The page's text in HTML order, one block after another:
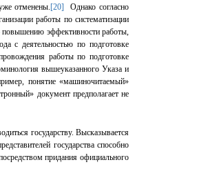
отменены.[20] Однако согласно
работы по систематизации
повышению эффективности работы,
с деятельностью по подготовке
работы по подготовке
вышеуказанного Указа и
понятие «машиночитаемый»
документ предполагает не
государству. Высказывается
государства способно
придания официального